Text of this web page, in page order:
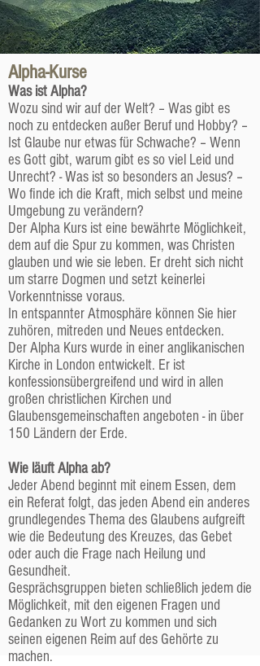
Alpha-Kurse
Was ist Alpha?
Wozu sind wir auf der Welt? – Was gibt es
noch zu entdecken außer Beruf und Hobby? –
Ist Glaube nur etwas für Schwache? – Wenn
es Gott gibt, warum gibt es so viel Leid und
Unrecht? - Was ist so besonders an Jesus? –
Wo finde ich die Kraft, mich selbst und meine
Umgebung zu verändern?
Der Alpha Kurs ist eine bewährte Möglichkeit,
dem auf die Spur zu kommen, was Christen
glauben und wie sie leben. Er dreht sich nicht
um starre Dogmen und setzt keinerlei
Vorkenntnisse voraus.
In entspannter Atmosphäre können Sie hier
zuhören, mitreden und Neues entdecken.
Der Alpha Kurs wurde in einer anglikanischen
Kirche in London entwickelt. Er ist
konfessionsübergreifend und wird in allen
großen christlichen Kirchen und
Glaubensgemeinschaften angeboten - in über
150 Ländern der Erde.
Wie läuft Alpha ab?
Jeder Abend beginnt mit einem Essen, dem
ein Referat folgt, das jeden Abend ein anderes
grundlegendes Thema des Glaubens aufgreift
wie die Bedeutung des Kreuzes, das Gebet
oder auch die Frage nach Heilung und
Gesundheit.
Gesprächsgruppen bieten schließlich jedem die
Möglichkeit, mit den eigenen Fragen und
Gedanken zu Wort zu kommen und sich
seinen eigenen Reim auf des Gehörte zu
machen.